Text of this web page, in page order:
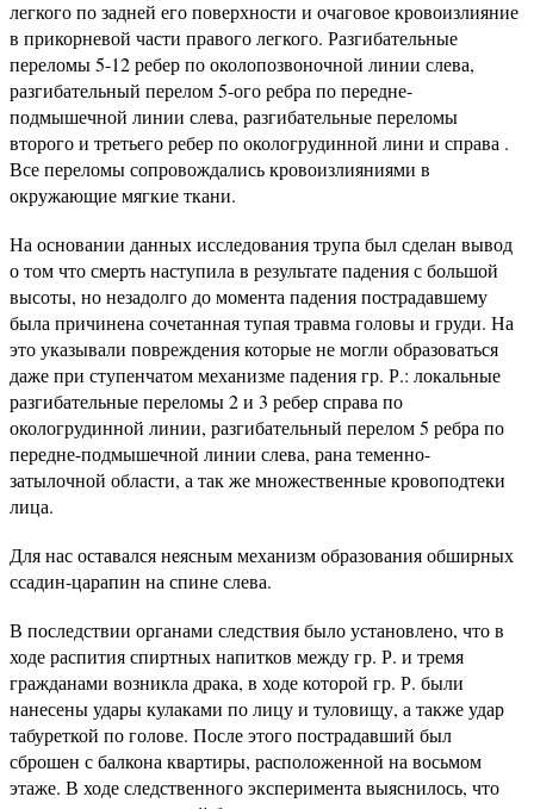
легкого по задней его поверхности и очаговое кровоизлияние
в прикорневой части правого легкого. Разгибательные
переломы 5-12 ребер по околопозвоночной линии слева,
разгибательный перелом 5-ого ребра по передне-
подмышечной линии слева, разгибательные переломы
второго и третьего ребер по окологрудинной лини и справа .
Все переломы сопровождались кровоизлияниями в
окружающие мягкие ткани.
На основании данных исследования трупа был сделан вывод
о том что смерть наступила в результате падения с большой
высоты, но незадолго до момента падения пострадавшему
была причинена сочетанная тупая травма головы и груди. На
это указывали повреждения которые не могли образоваться
даже при ступенчатом механизме падения гр. Р.: локальные
разгибательные переломы 2 и 3 ребер справа по
окологрудинной линии, разгибательный перелом 5 ребра по
передне-подмышечной линии слева, рана теменно-
затылочной области, а так же множественные кровоподтеки
лица.
Для нас оставался неясным механизм образования обширных
ссадин-царапин на спине слева.
В последствии органами следствия было установлено, что в
ходе распития спиртных напитков между гр. Р. и тремя
гражданами возникла драка, в ходе которой гр. Р. были
нанесены удары кулаками по лицу и туловищу, а также удар
табуреткой по голове. После этого пострадавший был
сброшен с балкона квартиры, расположенной на восьмом
этаже. В ходе следственного эксперимента выяснилось, что